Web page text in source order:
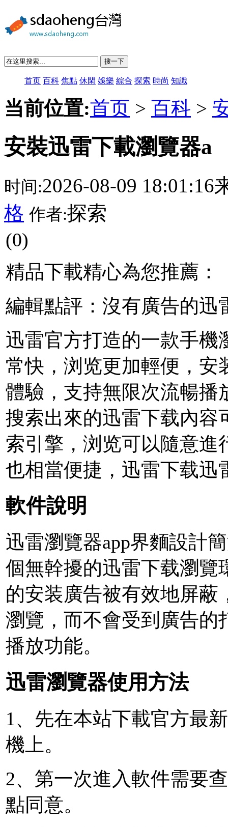
搜一下
首页 百科 焦點 休閑 娛樂 綜合 探索 時尚 知識
当前位置:首页 > 百科 >
安裝迅雷下載瀏覽器a
时间:2026-08-09 18:01:16
格 作者:探索
(0)
精品下載精心為您推薦：
編輯點評：沒有廣告的迅
迅雷官方打造的一款手機
常快，浏览更加輕便，安
體驗，支持無限次流暢播
搜索出來的迅雷下载內容
索引擎，浏览可以隨意進
也相當便捷，迅雷下载迅
軟件說明
迅雷瀏覽器app界麵設計
個無幹擾的迅雷下载瀏覽
的安装廣告被有效地屏蔽
瀏覽，而不會受到廣告的
播放功能。
迅雷瀏覽器使用方法
1、先在本站下載官方最
機上。
2、第一次進入軟件需要
點同意。